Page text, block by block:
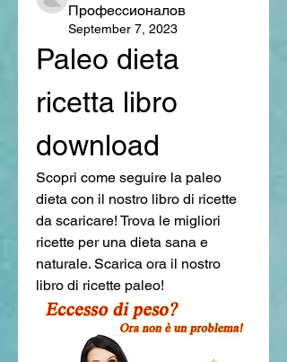
Профессионалов
September 7, 2023
Paleo dieta
ricetta libro
download
Scopri come seguire la paleo
dieta con il nostro libro di ricette
da scaricare! Trova le migliori
ricette per una dieta sana e
naturale. Scarica ora il nostro
libro di ricette paleo!